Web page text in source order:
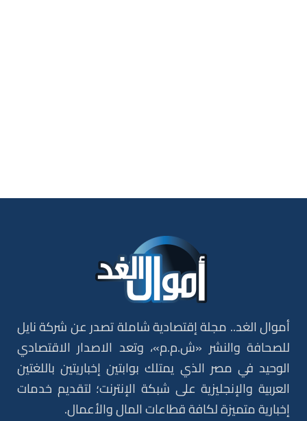
أموال الغد.. مجلة إقتصادية شاملة تصدر عن شركة نايل
للصحافة والنشر «ش.م.م»، وتعد الاصدار الاقتصادي
الوحيد في مصر الذي يمتلك بوابتين إخباريتين باللغتين
العربية والإنجليزية على شبكة الإنترنت؛ لتقديم خدمات
إخبارية متميزة لكافة قطاعات المال والأعمال.